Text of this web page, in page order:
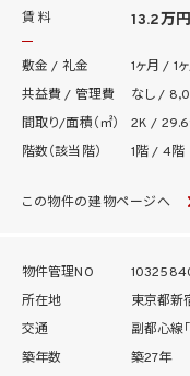
賃 料 13.2万円
敷金 / 礼金
1ヶ月 / 1
共益費 / 管理費
なし /
間取り/面積（㎡）
2K /
階数（該当階）
1階 / 4階
この物件の建物ページへ
物件管理NO
所在地
東京都新
交通
副都心線
築年数
築27年